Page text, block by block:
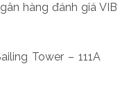
hàng đánh giá VIB
Tower – 111A